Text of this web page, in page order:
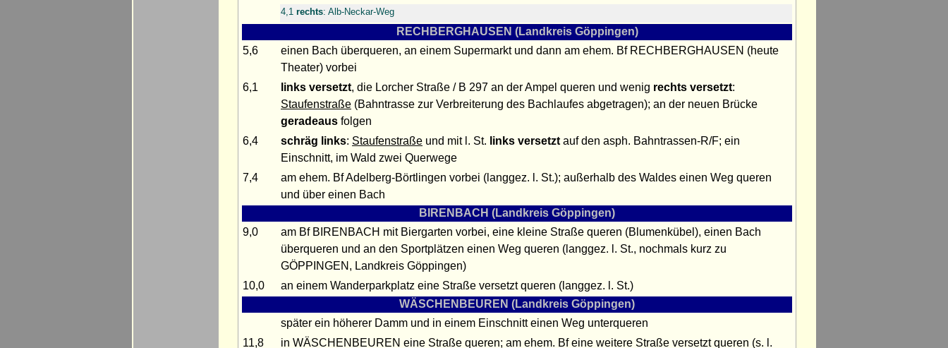
4,1 rechts: Alb-Neckar-Weg
RECHBERGHAUSEN (Landkreis Göppingen)
5,6
einen Bach überqueren, an einem Supermarkt und dann am ehem. Bf RECHBERGHAUSEN (heute
Theater) vorbei
6,1
links versetzt, die Lorcher Straße / B 297 an der Ampel queren und wenig rechts versetzt:
Staufenstraße (Bahntrasse zur Verbreiterung des Bachlaufes abgetragen); an der neuen Brücke
geradeaus folgen
6,4
schräg links: Staufenstraße und mit l. St. links versetzt auf den asph. Bahntrassen-R/F; ein
Einschnitt, im Wald zwei Querwege
7,4
am ehem. Bf Adelberg-Börtlingen vorbei (langgez. l. St.); außerhalb des Waldes einen Weg queren
und über einen Bach
BIRENBACH (Landkreis Göppingen)
9,0
am Bf BIRENBACH mit Biergarten vorbei, eine kleine Straße queren (Blumenkübel), einen Bach
überqueren und an den Sportplätzen einen Weg queren (langgez. l. St., nochmals kurz zu
GÖPPINGEN, Landkreis Göppingen)
10,0
an einem Wanderparkplatz eine Straße versetzt queren (langgez. l. St.)
WÄSCHENBEUREN (Landkreis Göppingen)
später ein höherer Damm und in einem Einschnitt einen Weg unterqueren
11,8
in WÄSCHENBEUREN eine Straße queren; am ehem. Bf eine weitere Straße versetzt queren (s. l.